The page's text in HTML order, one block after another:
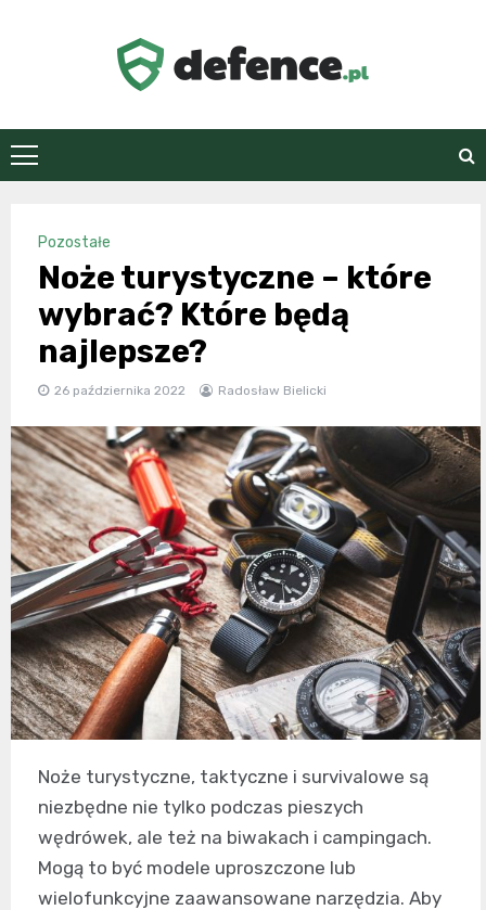
defence.pl
Pozostałe
Noże turystyczne – które
wybrać? Które będą
najlepsze?
26 października 2022 Radosław Bielicki
Noże turystyczne, taktyczne i survivalowe są
niezbędne nie tylko podczas pieszych
wędrówek, ale też na biwakach i campingach.
Mogą to być modele uproszczone lub
wielofunkcyjne zaawansowane narzędzia. Aby